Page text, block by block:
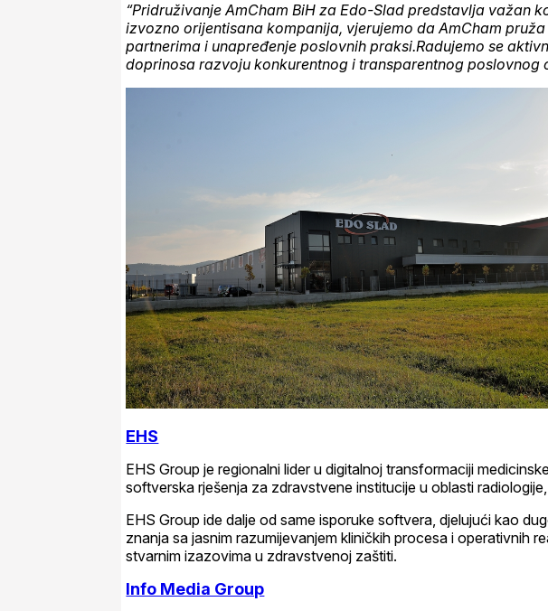
“Pridruživanje AmCham BiH za Edo-Slad predstavlja važan
izvozno orijentisana kompanija, vjerujemo da AmCham
partnerima i unapređenje poslovnih praksi.Radujemo se
doprinosa razvoju konkurentnog i transparentnog poslovnog
EHS
EHS Group je regionalni lider u digitalnoj transformaciji
softverska rješenja za zdravstvene institucije u oblasti
EHS Group ide dalje od same isporuke softvera, djelujući kao
znanja sa jasnim razumijevanjem kliničkih procesa i operativnih
stvarnim izazovima u zdravstvenoj zaštiti.
Info Media Group